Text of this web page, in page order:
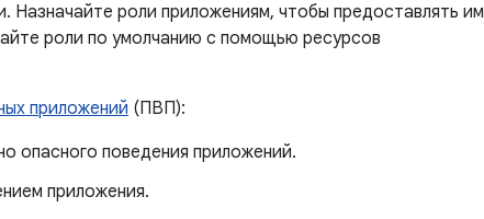
Назначайте роли приложениям, чтобы предоставлять им
роли по умолчанию с помощью ресурсов
приложений (ПВП):
опасного поведения приложений.
приложения.